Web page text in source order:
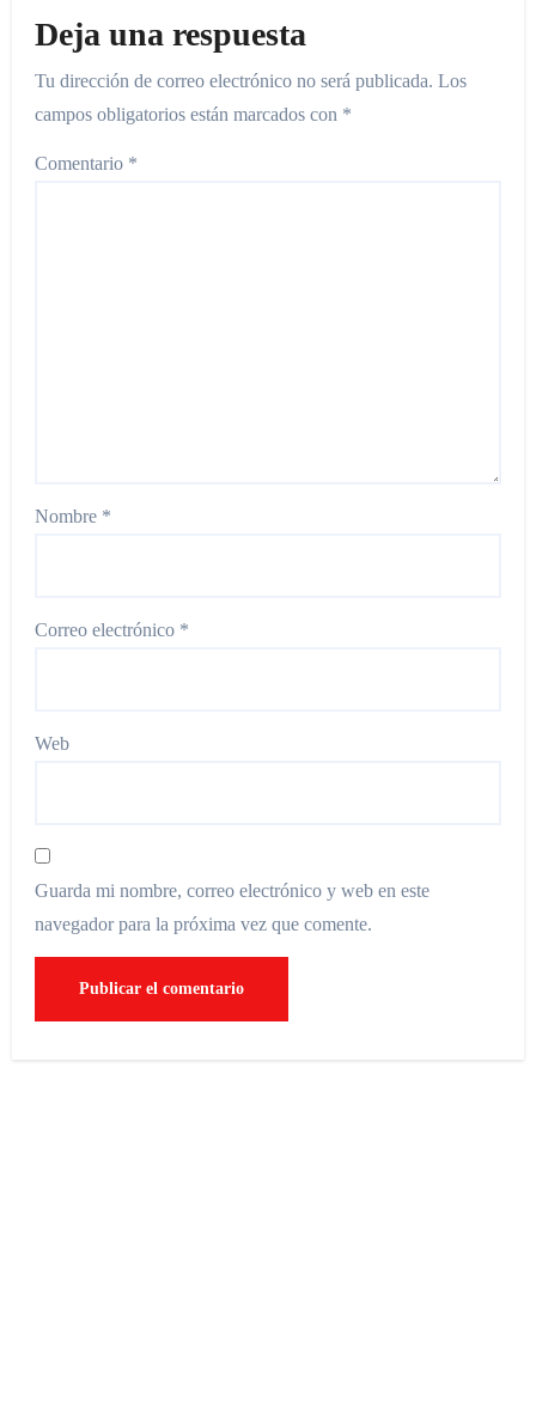
Deja una respuesta
Tu dirección de correo electrónico no será publicada. Los
campos obligatorios están marcados con *
Comentario *
Nombre *
Correo electrónico *
Web
Guarda mi nombre, correo electrónico y web en este
navegador para la próxima vez que comente.